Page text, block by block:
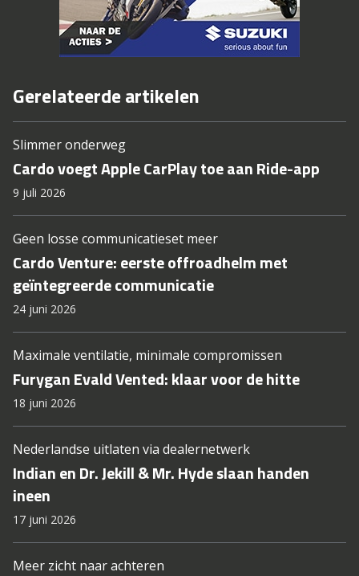
Gerelateerde artikelen
Slimmer onderweg
Cardo voegt Apple CarPlay toe aan Ride-app
9 juli 2026
Geen losse communicatieset meer
Cardo Venture: eerste offroadhelm met
geïntegreerde communicatie
24 juni 2026
Maximale ventilatie, minimale compromissen
Furygan Evald Vented: klaar voor de hitte
18 juni 2026
Nederlandse uitlaten via dealernetwerk
Indian en Dr. Jekill & Mr. Hyde slaan handen
ineen
17 juni 2026
Meer zicht naar achteren